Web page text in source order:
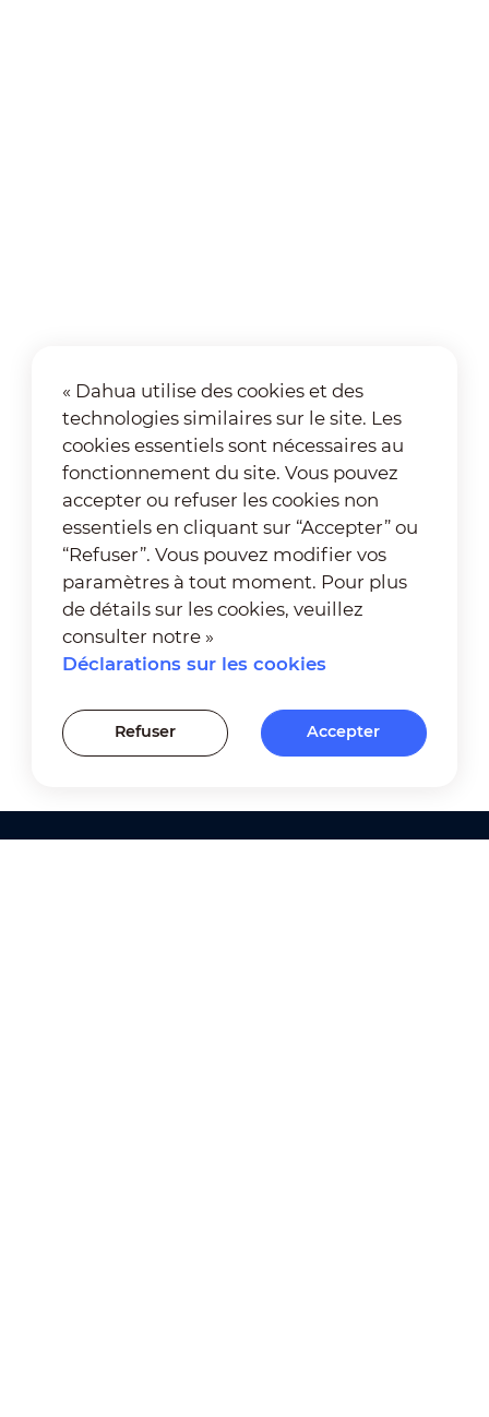
« Dahua utilise des cookies et des
technologies similaires sur le site. Les
cookies essentiels sont nécessaires au
fonctionnement du site. Vous pouvez
accepter ou refuser les cookies non
essentiels en cliquant sur “Accepter” ou
“Refuser”. Vous pouvez modifier vos
paramètres à tout moment. Pour plus
de détails sur les cookies, veuillez
consulter notre »
Déclarations sur les cookies
Refuser Accepter